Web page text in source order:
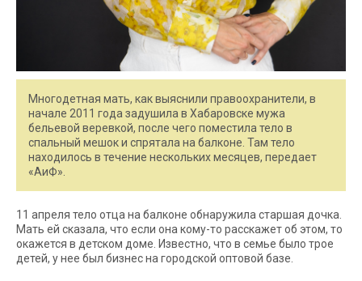
Многодетная мать, как выяснили правоохранители, в
начале 2011 года задушила в Хабаровске мужа
бельевой веревкой, после чего поместила тело в
спальный мешок и спрятала на балконе. Там тело
находилось в течение нескольких месяцев, передает
«АиФ».
11 апреля тело отца на балконе обнаружила старшая дочка.
Мать ей сказала, что если она кому-то расскажет об этом, то
окажется в детском доме. Известно, что в семье было трое
детей, у нее был бизнес на городской оптовой базе.